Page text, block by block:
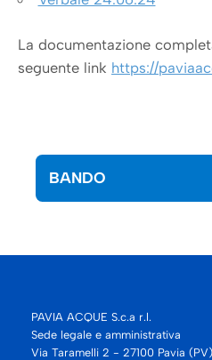
La documentazione
seguente link https://
BANDO
PAVIA ACQUE S.c.a r.l.
Sede legale e amministrativa
Via Taramelli 2 - 27100 Pavia (PV)